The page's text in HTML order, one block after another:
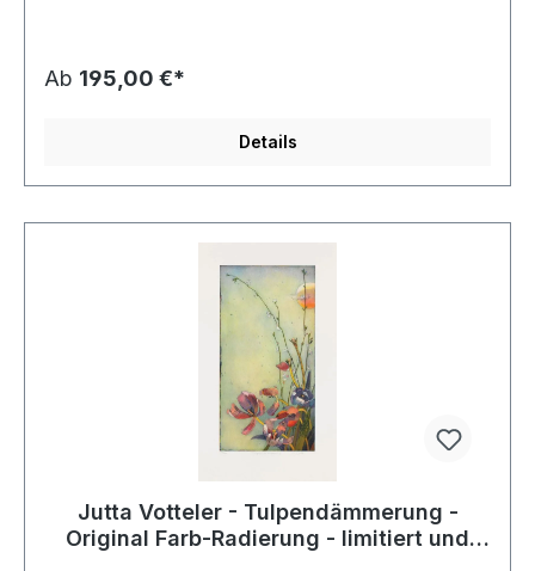
Ab 195,00 €*
Details
Jutta Votteler - Tulpendämmerung -
Original Farb-Radierung - limitiert und